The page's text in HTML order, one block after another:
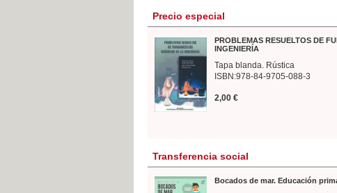
Precio especial
PROBLEMAS RESUELTOS DE
INGENIERÍA
Tapa blanda. Rústica
ISBN:978-84-9705-088-3
2,00 €
Transferencia social
Bocados de mar. Educación